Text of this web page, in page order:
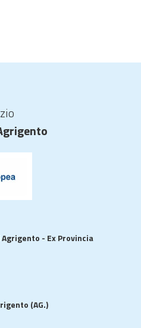
- Ex Provincia
(AG.)